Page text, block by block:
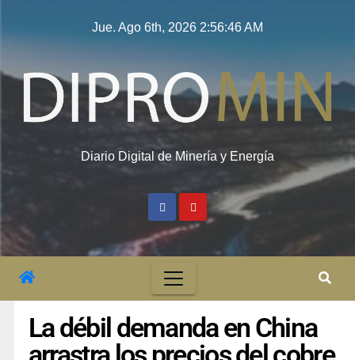
Jue. Ago 6th, 2026 2:56:47 AM
Diario Digital de Minería y Energía
La débil demanda en China